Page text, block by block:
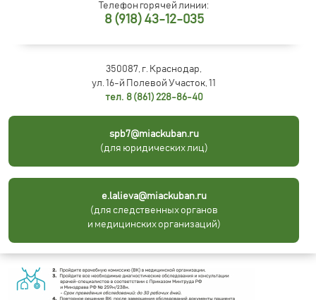
Телефон горячей линии:
8 (918) 43-12-035
350087, г. Краснодар,
ул. 16-й Полевой Участок, 11
тел. 8 (861) 228-86-40
spb7@miackuban.ru
(для юридических лиц)
e.lalieva@miackuban.ru
(для следственных органов
и медицинских организаций)